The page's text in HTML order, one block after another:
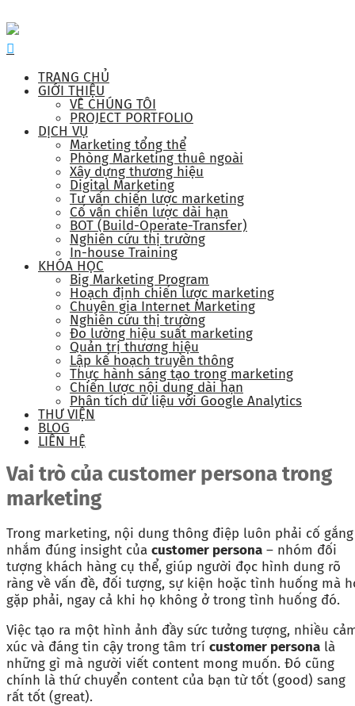
TRANG CHỦ
GIỚI THIỆU
VỀ CHÚNG TÔI
PROJECT PORTFOLIO
DỊCH VỤ
Marketing tổng thể
Phòng Marketing thuê ngoài
Xây dựng thương hiệu
Digital Marketing
Tư vấn chiến lược marketing
Cố vấn chiến lược dài hạn
BOT (Build-Operate-Transfer)
Nghiên cứu thị trường
In-house Training
KHÓA HỌC
Big Marketing Program
Hoạch định chiến lược marketing
Chuyên gia Internet Marketing
Nghiên cứu thị trường
Đo lường hiệu suất marketing
Quản trị thương hiệu
Lập kế hoạch truyền thông
Thực hành sáng tạo trong marketing
Chiến lược nội dung dài hạn
Phân tích dữ liệu với Google Analytics
THƯ VIỆN
BLOG
LIÊN HỆ
Vai trò của customer persona trong
marketing
Trong marketing, nội dung thông điệp luôn phải cố gắng
nhắm đúng insight của customer persona – nhóm đối
tượng khách hàng cụ thể, giúp người đọc hình dung rõ
ràng về vấn đề, đối tượng, sự kiện hoặc tình huống mà
gặp phải, ngay cả khi họ không ở trong tình huống đó.
Việc tạo ra một hình ảnh đầy sức tưởng tượng, nhiều
xúc và đáng tin cậy trong tâm trí customer persona là
những gì mà người viết content mong muốn. Đó cũng
chính là thứ chuyển content của bạn từ tốt (good) sang
rất tốt (great).